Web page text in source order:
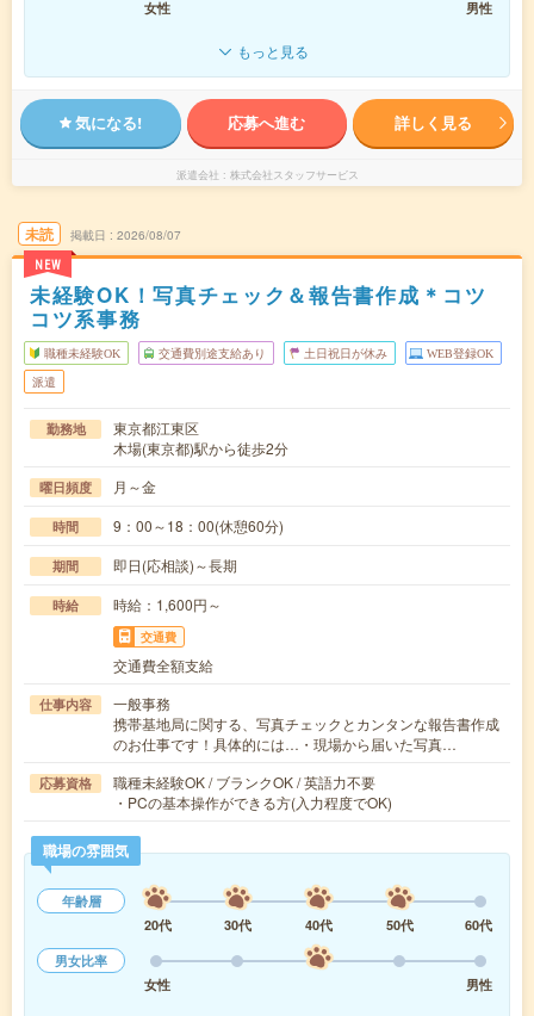
女性 男性
もっと見る
気になる! 応募へ進む 詳しく見る
派遣会社 株式会社スタッフサービス
未読
NEW
掲載日 2026/08/07
未経験OK！写真チェック＆報告書作成＊コツ
コツ系事務
職種未経験OK 交通費別途支給あり 土日祝日が休み WEB登録OK
派遣
勤務地
東京都江東区
木場(東京都)駅から徒歩2分
曜日頻度 月～金
時間 9：00～18：00(休憩60分)
期間 即日(応相談)～長期
時給 時給：1,600円～
交通費
交通費全額支給
仕事内容
一般事務
携帯基地局に関する、写真チェックとカンタンな報告書作成
のお仕事です！具体的には…・現場から届いた写真…
応募資格
職種未経験OK / ブランクOK / 英語力不要
・PCの基本操作ができる方(入力程度でOK)
職場の雰囲気
年齢層
20代
30代 40代 50代
60代
男女比率
女性
男性